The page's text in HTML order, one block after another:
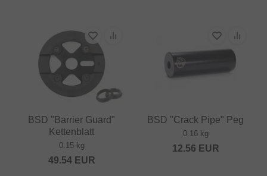
BSD "Barrier Guard"
Kettenblatt
0.15 kg
49.54EUR
BSD "Crack Pipe" Peg
0.16 kg
12.56 EUR